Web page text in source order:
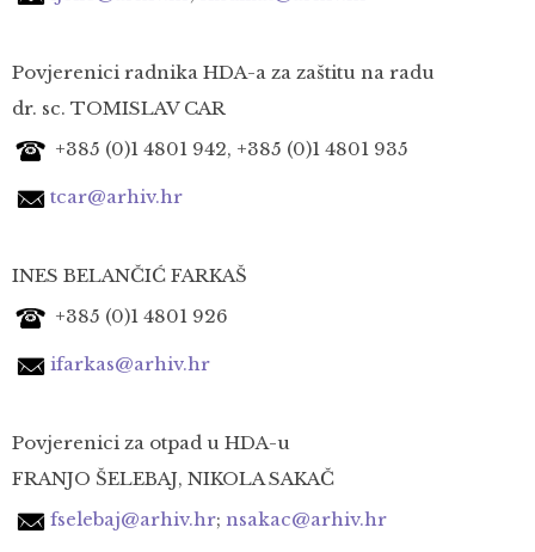
Povjerenici radnika HDA-a za zaštitu na radu
dr. sc. TOMISLAV CAR
+385 (0)1 4801 942, +385 (0)1 4801 935
tcar@arhiv.hr
INES BELANČIĆ FARKAŠ
+385 (0)1 4801 926
ifarkas@arhiv.hr
Povjerenici za otpad u HDA-u
FRANJO ŠELEBAJ, NIKOLA SAKAČ
fselebaj@arhiv.hr; nsakac@arhiv.hr